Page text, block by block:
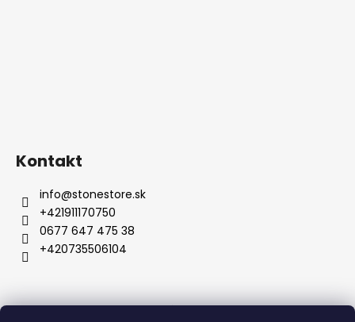
Kontakt
info@stonestore.sk
+421911170750
0677 647 475 38
+420735506104
Obchodné podmienky